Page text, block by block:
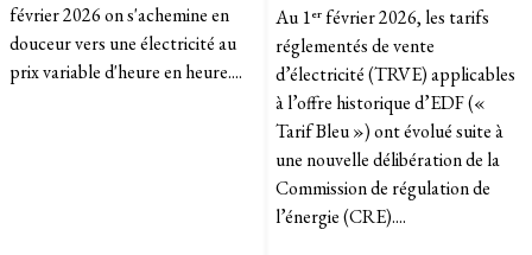
février 2026 on s'achemine en
douceur vers une électricité au
prix variable d'heure en heure....
Au 1ᵉʳ février 2026, les tarifs
réglementés de vente
d’électricité (TRVE) applicables
à l’offre historique d’EDF («
Tarif Bleu ») ont évolué suite à
une nouvelle délibération de la
Commission de régulation de
l’énergie (CRE)....